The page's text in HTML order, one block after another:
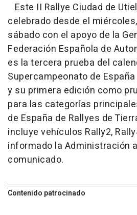
Este II Rallye Ciudad de
celebrado desde el
sábado con el apoyo de la
Federación Española de
es la tercera prueba del
Supercampeonato de
y su primera edición como
para las categorías
de España de Rallyes de
incluye vehículos Rally2,
informado la Administración
comunicado.
Contenido patrocinado